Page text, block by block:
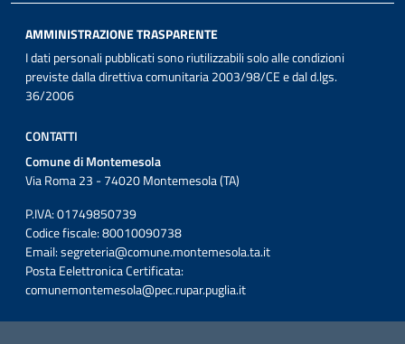
AMMINISTRAZIONE TRASPARENTE
I dati personali pubblicati sono riutilizzabili solo alle condizioni
previste dalla direttiva comunitaria 2003/98/CE e dal d.lgs.
36/2006
CONTATTI
Comune di Montemesola
Via Roma 23 - 74020 Montemesola (TA)
P.IVA: 01749850739
Codice fiscale: 80010090738
Email:segreteria@comune.montemesola.ta.it
Posta Eelettronica Certificata:
comunemontemesola@pec.rupar.puglia.it